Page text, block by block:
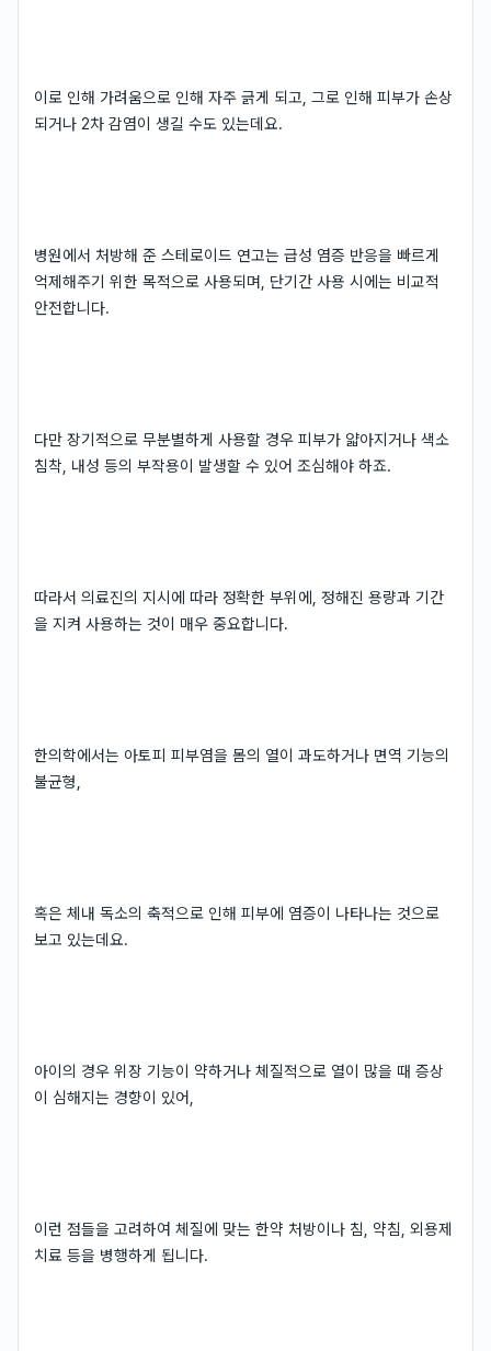
이로 인해 가려움으로 인해 자주 긁게 되고, 그로 인해 피부가 손상
되거나 2차 감염이 생길 수도 있는데요.
병원에서 처방해 준 스테로이드 연고는 급성 염증 반응을 빠르게
억제해주기 위한 목적으로 사용되며, 단기간 사용 시에는 비교적
안전합니다.
다만 장기적으로 무분별하게 사용할 경우 피부가 얇아지거나 색소
침착, 내성 등의 부작용이 발생할 수 있어 조심해야 하죠.
따라서 의료진의 지시에 따라 정확한 부위에, 정해진 용량과 기간
을 지켜 사용하는 것이 매우 중요합니다.
한의학에서는 아토피 피부염을 몸의 열이 과도하거나 면역 기능의
불균형,
혹은 체내 독소의 축적으로 인해 피부에 염증이 나타나는 것으로
보고 있는데요.
아이의 경우 위장 기능이 약하거나 체질적으로 열이 많을 때 증상
이 심해지는 경향이 있어,
이런 점들을 고려하여 체질에 맞는 한약 처방이나 침, 약침, 외용제
치료 등을 병행하게 됩니다.